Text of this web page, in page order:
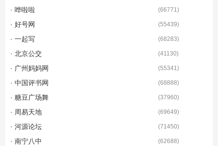
· 哗啦啦 (66771)
· 好号网 (55439)
· 一起写 (68283)
· 北京公交 (41130)
· 广州妈妈网 (55341)
· 中国评书网 (68888)
· 糖豆广场舞 (37960)
· 周易天地 (69649)
· 河源论坛 (71450)
· 南宁八中 (62688)